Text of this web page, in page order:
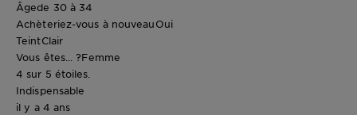
Âgede 30 à 34
Achèteriez-vous à nouveauOui
TeintClair
Vous êtes... ?Femme
4 sur 5 étoiles.
Indispensable
il y a 4 ans